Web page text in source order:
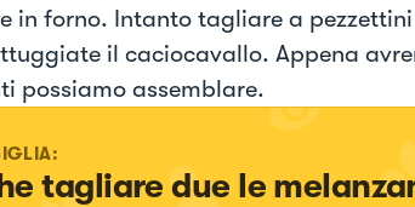
in forno. Intanto tagliare a
il caciocavallo. Appena
possiamo assemblare.
tagliare due le